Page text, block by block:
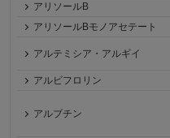
アリソールB
アリソールBモノアセテート
アルテミシア・アルギイ
アルビフロリン
アルブチン